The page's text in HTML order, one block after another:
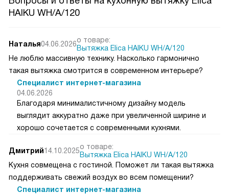
HAIKU WH/A/120
Наталья04.06.2026о товаре:
Вытяжка Elica HAIKU WH/A/120
Не люблю массивную технику. Насколько гармонично
такая вытяжка смотрится в современном интерьере?
Специалист интернет-магазина
04.06.2026
Благодаря минималистичному дизайну модель
выглядит аккуратно даже при увеличенной ширине и
хорошо сочетается с современными кухнями.
Дмитрий14.10.2025о товаре:
Вытяжка Elica HAIKU WH/A/120
Кухня совмещена с гостиной. Поможет ли такая вытяжка
поддерживать свежий воздух во всем помещении?
Специалист интернет-магазина